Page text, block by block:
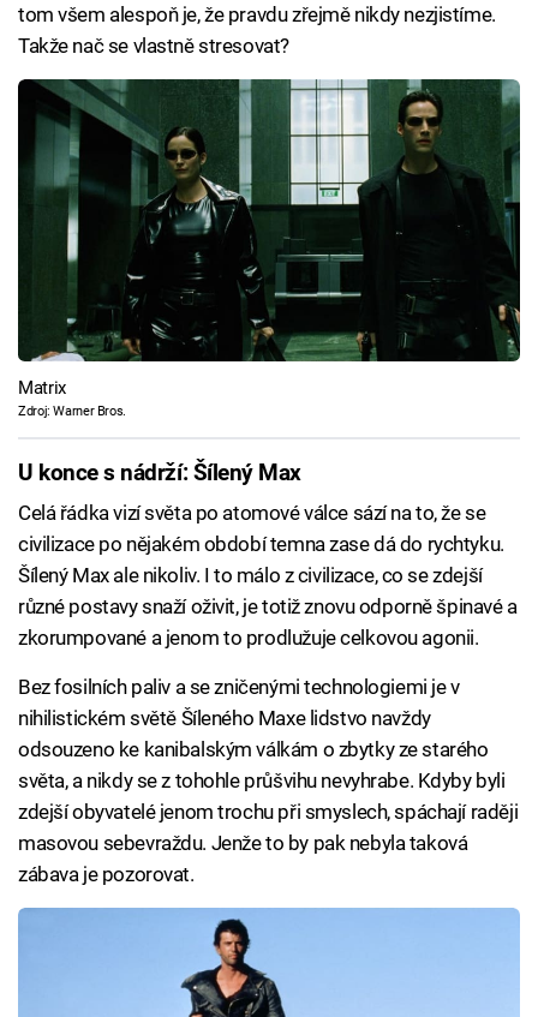
tom všem alespoň je, že pravdu zřejmě nikdy nezjistíme.
Takže nač se vlastně stresovat?
Matrix
Zdroj: Warner Bros.
U konce s nádrží: Šílený Max
Celá řádka vizí světa po atomové válce sází na to, že se
civilizace po nějakém období temna zase dá do rychtyku.
Šílený Max ale nikoliv. I to málo z civilizace, co se zdejší
různé postavy snaží oživit, je totiž znovu odporně špinavé a
zkorumpované a jenom to prodlužuje celkovou agonii.
Bez fosilních paliv a se zničenými technologiemi je v
nihilistickém světě Šíleného Maxe lidstvo navždy
odsouzeno ke kanibalským válkám o zbytky ze starého
světa, a nikdy se z tohohle průšvihu nevyhrabe. Kdyby byli
zdejší obyvatelé jenom trochu při smyslech, spáchají raději
masovou sebevraždu. Jenže to by pak nebyla taková
zábava je pozorovat.